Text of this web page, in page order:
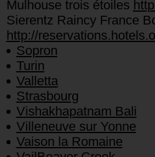
Mulhouse trois étoiles
Sierentz Raincy France
http://
Sopron
Turin
Valletta
Strasbourg
Vishakhapatnam Bali
Villeneuve sur Yonne
Vaison la Romaine